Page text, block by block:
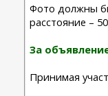
Фото должны
расстояние –
За
Принимая